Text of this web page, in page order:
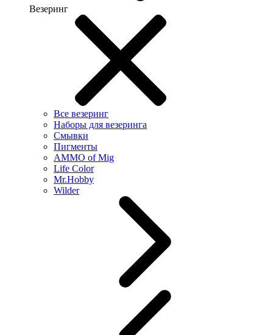
Везеринг
Все везеринг
Наборы для везеринга
Смывки
Пигменты
AMMO of Mig
Life Color
Mr.Hobby
Wilder